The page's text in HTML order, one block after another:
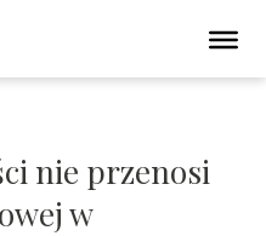
nie przenosi
w